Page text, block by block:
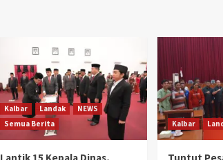
Kalbar Landak
NEWS
Semua Berita
Kalbar